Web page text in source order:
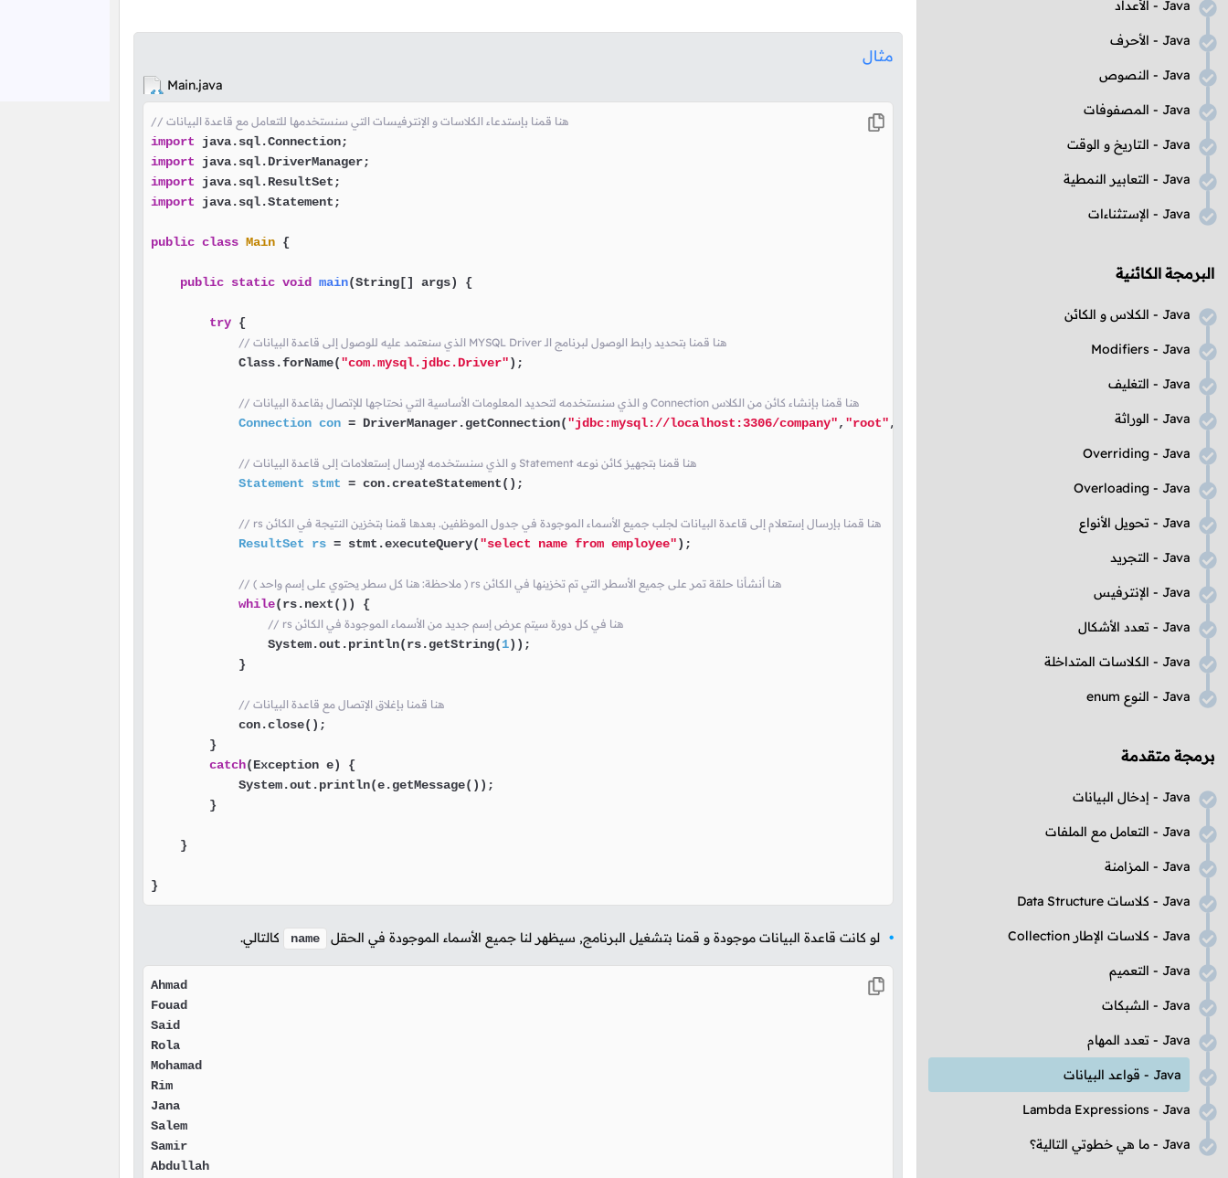
Java - الأعداد
Java - الأحرف
Java - النصوص
Java - المصفوفات
Java - التاريخ و الوقت
Java - التعابير النمطية
Java - الإستثناءات
البرمجة الكائنية
Java - الكلاس و الكائن
Java
-
Modifiers
Java - التغليف
Java - الوراثة
Java
-
Overriding
Java
-
Overloading
Java - تحويل الأنواع
Java - التجريد
Java - الإنترفيس
Java - تعدد الأشكال
Java - الكلاسات المتداخلة
Java - النوع enum
برمجة متقدمة
Java - إدخال البيانات
Java - التعامل مع الملفات
Java - المزامنة
Java - كلاسات Data Structure
Java - كلاسات الإطار Collection
Java - التعميم
Java - الشبكات
Java - تعدد المهام
Java - قواعد البيانات
Java
-
Lambda Expressions
Java - ما هي خطوتي التالية؟
مثال
Main.java
// هنا قمنا بإستدعاء الكلاسات و الإنترفيسات التي سنستخدمها للتعامل مع قاعدة البيانات
import
import
import
import java.sql.Statement;
public class Main {
public static void main(String[] args) {
try {
// الذي سنعتمد عليه للوصول إلى قاعدة البيانات MYSQL Driver هنا قمنا بتحديد رابط الوصول لبرنامج الـ
            Class.forName(
"com.mysql.jdbc.Driver");
// و الذي سنستخدمه لتحديد المعلومات الأساسية التي نحتاجها للإتصال بقاعدة البيانات Connection هنا قمنا بإنشاء كائن من الكلاس
Connection con = DriverManager.getConnection("jdbc:mysql://localhost:3306/company", "root",
// و الذي سنستخدمه لإرسال إستعلامات إلى قاعدة البيانات Statement هنا قمنا بتجهيز كائن نوعه
Statement stmt = con.createStatement();
// rs هنا قمنا بإرسال إستعلام إلى قاعدة البيانات لجلب جميع الأسماء الموجودة في جدول الموظفين. بعدها قمنا بتخزين النتيجة في الكائن
ResultSet rs = stmt.executeQuery("select name from employee");
// ( ملاحظة: هنا كل سطر يحتوي على إسم واحد ) rs هنا أنشأنا حلقة تمر على جميع الأسطر التي تم تخزينها في الكائن
while(rs.next()) {
// rs هنا في كل دورة سيتم عرض إسم جديد من الأسماء الموجودة في الكائن
                System.out.println(rs.getString(
1));
            }
// هنا قمنا بإغلاق الإتصال مع قاعدة البيانات
            con.close();
        }
catch(Exception e) {
            System.out.println(e.getMessage());
        }
    }
}
لو كانت قاعدة البيانات موجودة و قمنا بتشغيل البرنامج, سيظهر لنا جميع الأسماء الموجودة في الحقل name كالتالي.
Ahmad
Fouad
Said
Rola
Mohamad
Rim
Jana
Salem
Samir
Abdullah